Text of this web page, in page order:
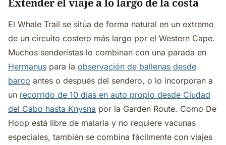
Extender el viaje a lo largo de la costa
El Whale Trail se sitúa de forma natural en un extremo
de un circuito costero más largo por el Western Cape.
Muchos senderistas lo combinan con una parada en
Hermanus para la observación de ballenas desde
barco antes o después del sendero, o lo incorporan a
un recorrido de 10 días en auto propio desde Ciudad
del Cabo hasta Knysna por la Garden Route. Como De
Hoop está libre de malaria y no requiere vacunas
especiales, también se combina fácilmente con viajes